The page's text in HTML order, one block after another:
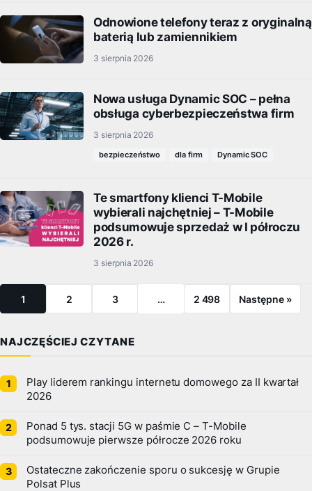
Odnowione telefony teraz z oryginalną
baterią lub zamiennikiem
3 sierpnia 2026
Nowa usługa Dynamic SOC – pełna
obsługa cyberbezpieczeństwa firm
3 sierpnia 2026
bezpieczeństwo dla firm Dynamic SOC
Te smartfony klienci T-Mobile
wybierali najchętniej – T-Mobile
podsumowuje sprzedaż w I półroczu
2026 r.
3 sierpnia 2026
1 2 3 … 2 498 Następne »
NAJCZĘŚCIEJ CZYTANE
Play liderem rankingu internetu domowego za II kwartał
2026
Ponad 5 tys. stacji 5G w paśmie C – T-Mobile
podsumowuje pierwsze półrocze 2026 roku
Ostateczne zakończenie sporu o sukcesję w Grupie
Polsat Plus